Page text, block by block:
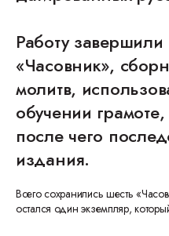
Работу
«Часовник»,
молитв,
обучении
после чего
издания.
Всего сохранились шесть
остался один экземпляр,